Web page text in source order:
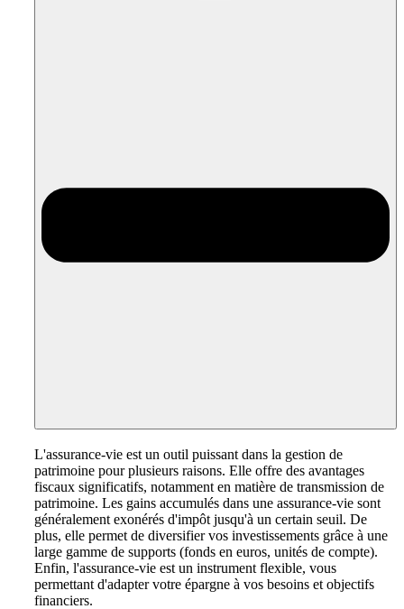
L'assurance-vie est un outil puissant dans la gestion de
patrimoine pour plusieurs raisons. Elle offre des avantages
fiscaux significatifs, notamment en matière de transmission de
patrimoine. Les gains accumulés dans une assurance-vie sont
généralement exonérés d'impôt jusqu'à un certain seuil. De
plus, elle permet de diversifier vos investissements grâce à une
large gamme de supports (fonds en euros, unités de compte).
Enfin, l'assurance-vie est un instrument flexible, vous
permettant d'adapter votre épargne à vos besoins et objectifs
financiers.